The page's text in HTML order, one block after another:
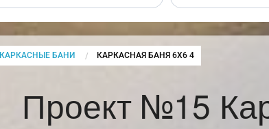
КАРКАСНЫЕ БАНИ CURRENT:
КАРКАСНАЯ БАНЯ 6Х6 4
Проект №15